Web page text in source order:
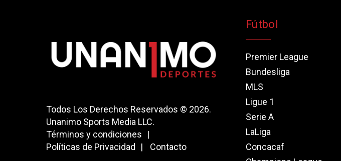
Todos Los Derechos Reservados © 2026.
Unanimo Sports Media LLC.
Términos y condiciones
Políticas de Privacidad
Contacto
Fútbol
Premier League
Bundesliga
MLS
Ligue 1
Serie A
LaLiga
Concacaf